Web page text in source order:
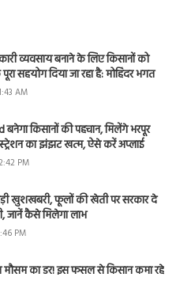
व्यवसाय बनाने के लिए किसानों को
सहयोग दिया जा रहा है: मोहिंदर भगत
AM
बनेगा किसानों की पहचान, मिलेंगे भरपूर
का झंझट खत्म, ऐसे करें अप्लाई
PM
खुशखबरी, फूलों की खेती पर सरकार दे
जानें कैसे मिलेगा लाभ
PM
मौसम का डर! इस फसल से किसान कमा रहे